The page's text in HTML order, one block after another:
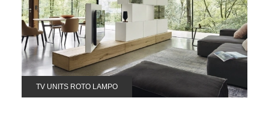
TV UNITS ROTO LAMPO